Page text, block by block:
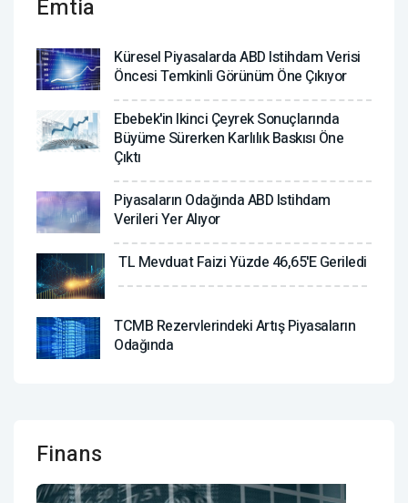
Emtia
Küresel Piyasalarda ABD Istihdam Verisi
Öncesi Temkinli Görünüm Öne Çıkıyor
Ebebek'in Ikinci Çeyrek Sonuçlarında
Büyüme Sürerken Karlılık Baskısı Öne
Çıktı
Piyasaların Odağında ABD Istihdam
Verileri Yer Alıyor
TL Mevduat Faizi Yüzde 46,65'e Geriledi
TCMB Rezervlerindeki Artış Piyasaların
Odağında
Finans